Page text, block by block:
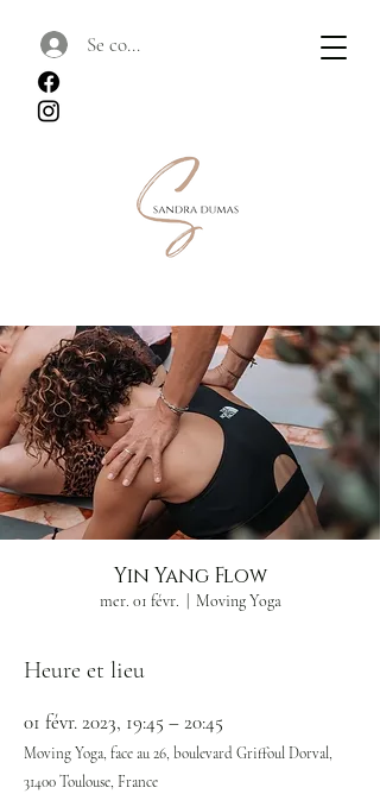
Se connecter
Yin Yang Flow
mer. 01 févr. Moving Yoga
Heure et lieu
01 févr. 2023, 19:45 – 20:45
Moving Yoga, face au 26, boulevard Griffoul Dorval,
31400 Toulouse, France